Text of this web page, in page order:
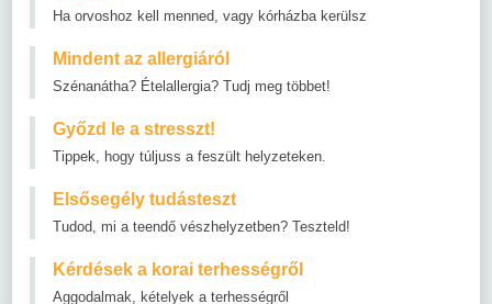
Ha orvoshoz kell menned, vagy kórházba kerülsz
Mindent az allergiáról
Szénanátha? Ételallergia? Tudj meg többet!
Győzd le a stresszt!
Tippek, hogy túljuss a feszült helyzeteken.
Elsősegély tudásteszt
Tudod, mi a teendő vészhelyzetben? Teszteld!
Kérdések a korai terhességről
Aggodalmak, kételyek a terhességről